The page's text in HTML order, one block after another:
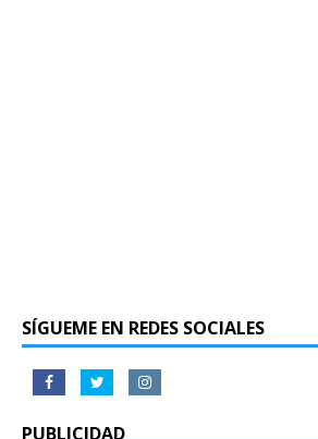
SÍGUEME EN REDES SOCIALES
PUBLICIDAD